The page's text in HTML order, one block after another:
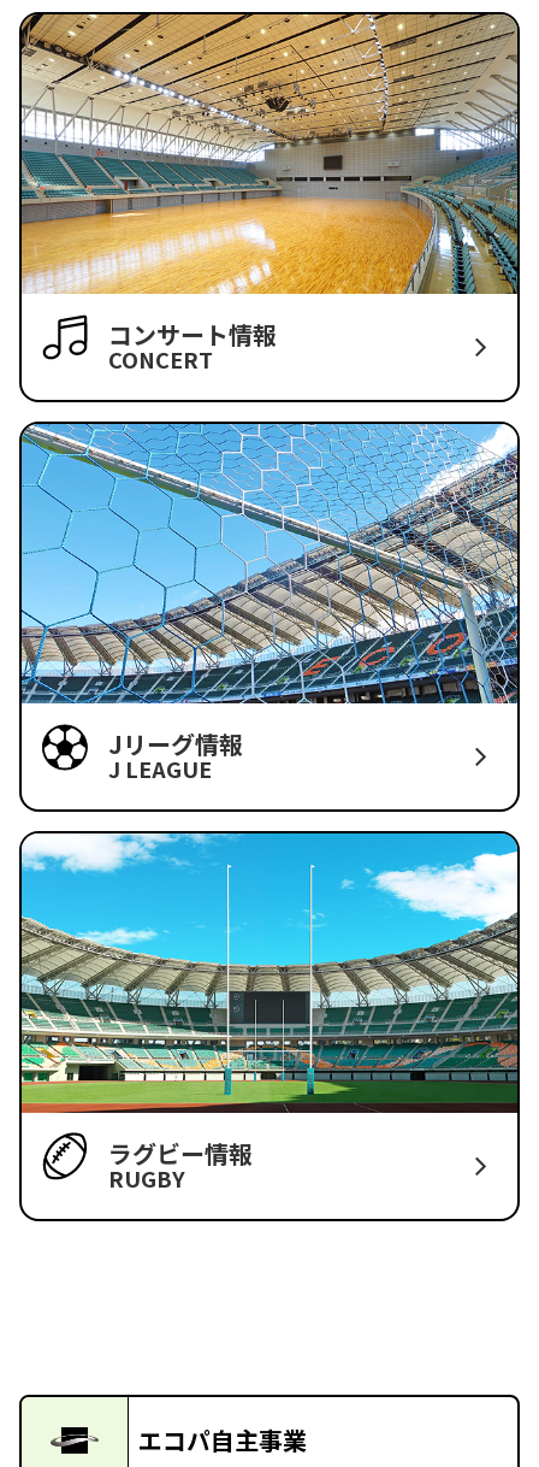
コンサート情報
CONCERT
Jリーグ情報
J LEAGUE
ラグビー情報
RUGBY
エコパ自主事業